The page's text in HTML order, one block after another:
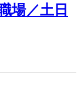
場／土日